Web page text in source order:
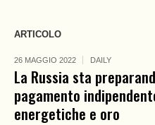
ARTICOLO
26 MAGGIO 2022 DAILY
La Russia sta
pagamento
energetiche e oro